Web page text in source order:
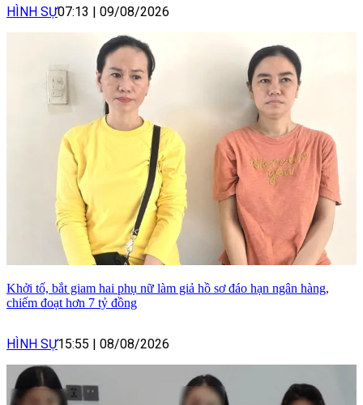
HÌNH SỰ07:13 09/08/2026
Khởi tố, bắt giam hai phụ nữ làm giả hồ sơ đáo hạn ngân hàng,
chiếm đoạt hơn 7 tỷ đồng
HÌNH SỰ15:55 08/08/2026